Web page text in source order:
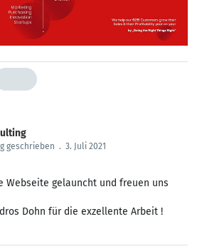
geschrieben . 3. Juli 2021
Webseite gelauncht und freuen uns